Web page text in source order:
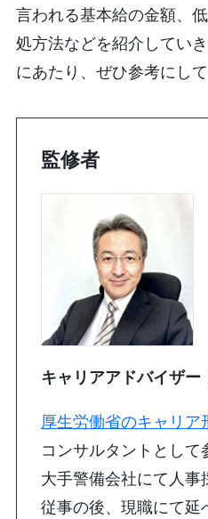
言われる基本給の金額、
処方法などを紹介してい
にあたり、ぜひ参考にして
監修者
キャリアアドバイザー
厚生労働省のキャリア
コンサルタントとして
大手警備会社にて人
従事の後、現職にて延